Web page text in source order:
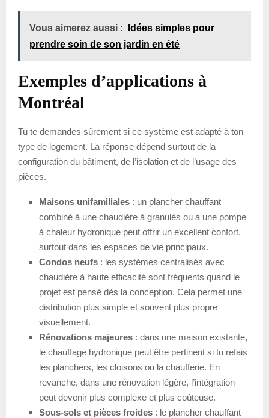
Vous aimerez aussi :
Idées simples pour
prendre soin de son jardin en été
Exemples d’applications à
Montréal
Tu te demandes sûrement si ce système est adapté à ton
type de logement. La réponse dépend surtout de la
configuration du bâtiment, de l’isolation et de l’usage des
pièces.
Maisons unifamiliales : un plancher chauffant
combiné à une chaudière à granulés ou à une pompe
à chaleur hydronique peut offrir un excellent confort,
surtout dans les espaces de vie principaux.
Condos neufs : les systèmes centralisés avec
chaudière à haute efficacité sont fréquents quand le
projet est pensé dès la conception. Cela permet une
distribution plus simple et souvent plus propre
visuellement.
Rénovations majeures : dans une maison existante,
le chauffage hydronique peut être pertinent si tu refais
les planchers, les cloisons ou la chaufferie. En
revanche, dans une rénovation légère, l’intégration
peut devenir plus complexe et plus coûteuse.
Sous-sols et pièces froides : le plancher chauffant